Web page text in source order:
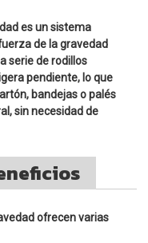
es un sistema
de la gravedad
serie de rodillos
pendiente, lo que
bandejas o palés
sin necesidad de
ofrecen varias